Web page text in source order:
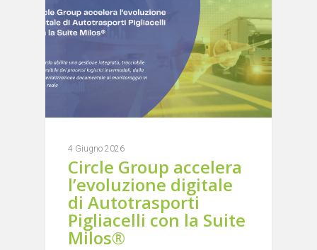
4 Giugno 2026
Circle Group accelera
l’evoluzione digitale
di Autotrasporti
Pigliacelli con la Suite
Milos®